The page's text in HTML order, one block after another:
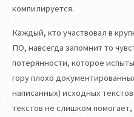
компилируется.
Каждый, кто участвовал в
ПО, навсегда запомнит то
потерянности, которое
гору плохо
написанных) исходных
текстов не слишком помогает,